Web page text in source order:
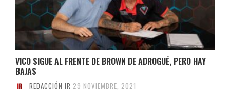
VICO SIGUE AL FRENTE DE BROWN DE ADROGUÉ, PERO HAY
BAJAS
REDACCIÓN IR 29 NOVIEMBRE, 2021